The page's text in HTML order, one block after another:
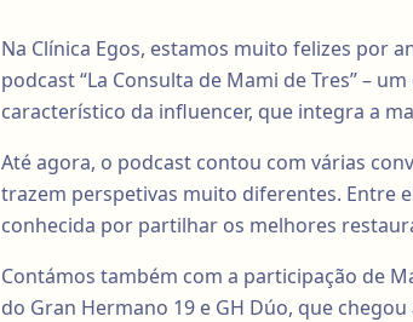
Na Clínica Egos, estamos muito felizes por
podcast “La Consulta de Mami de Tres” –
característico da influencer, que integra a
Até agora, o podcast contou com várias
trazem perspetivas muito diferentes. Entre
conhecida por partilhar os melhores
Contámos também com a participação de
do Gran Hermano 19 e GH Dúo, que